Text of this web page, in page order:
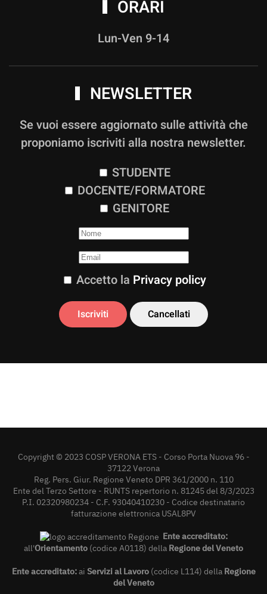
ORARI
Lun-Ven 9-14
NEWSLETTER
Se vuoi essere aggiornato sulle attività che
proponiamo iscriviti alla nostra newsletter.
STUDENTE
DOCENTE/FORMATORE
GENITORE
Accetto la Privacy policy
Copyright © 2023 COSP VERONA ETS - Corso Porta Nuova 96 -
37122 Verona
Reg. Pers. Giur. Regione Veneto DPR 361/2000 n. 110
Ente del Terzo Settore - RUNTS repertorio n. 81245 del 8/3/2023
P.I. 02320980234 - C.F. 93040410230 - Codice destinatario
fatturazione elettronica USAL8PV
Ente accreditato:
all'Orientamento (codice A0118) della Regione del Veneto
Ente accreditato:ai Servizi al Lavoro(codice L114) della Regione
del Veneto